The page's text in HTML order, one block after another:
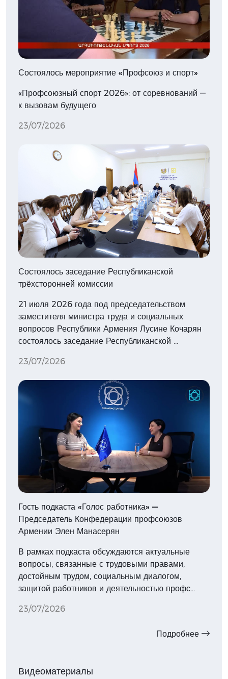
Состоялось мероприятие «Профсоюз и спорт»
«Профсоюзный спорт 2026»: от соревнований —
к вызовам будущего
23/07/2026
Состоялось заседание Республиканской
трёхсторонней комиссии
21 июля 2026 года под председательством
заместителя министра труда и социальных
вопросов Республики Армения Лусине Кочарян
состоялось заседание Республиканской …
23/07/2026
Гость подкаста «Голос работника» —
Председатель Конфедерации профсоюзов
Армении Элен Манасерян
В рамках подкаста обсуждаются актуальные
вопросы, связанные с трудовыми правами,
достойным трудом, социальным диалогом,
защитой работников и деятельностью профс…
23/07/2026
Подробнее
Видеоматериалы